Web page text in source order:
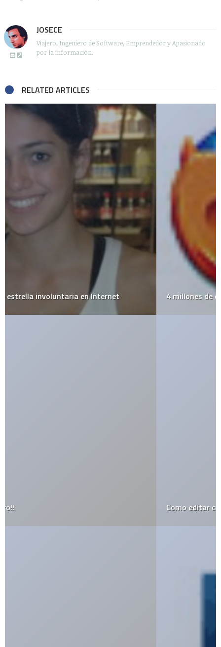
JOSECE
Viajero, Ingeniero de Software, Emprendedor y Apasionado
por la información.
RELATED ARTICLES
4 millones de descargas de Firefox 3